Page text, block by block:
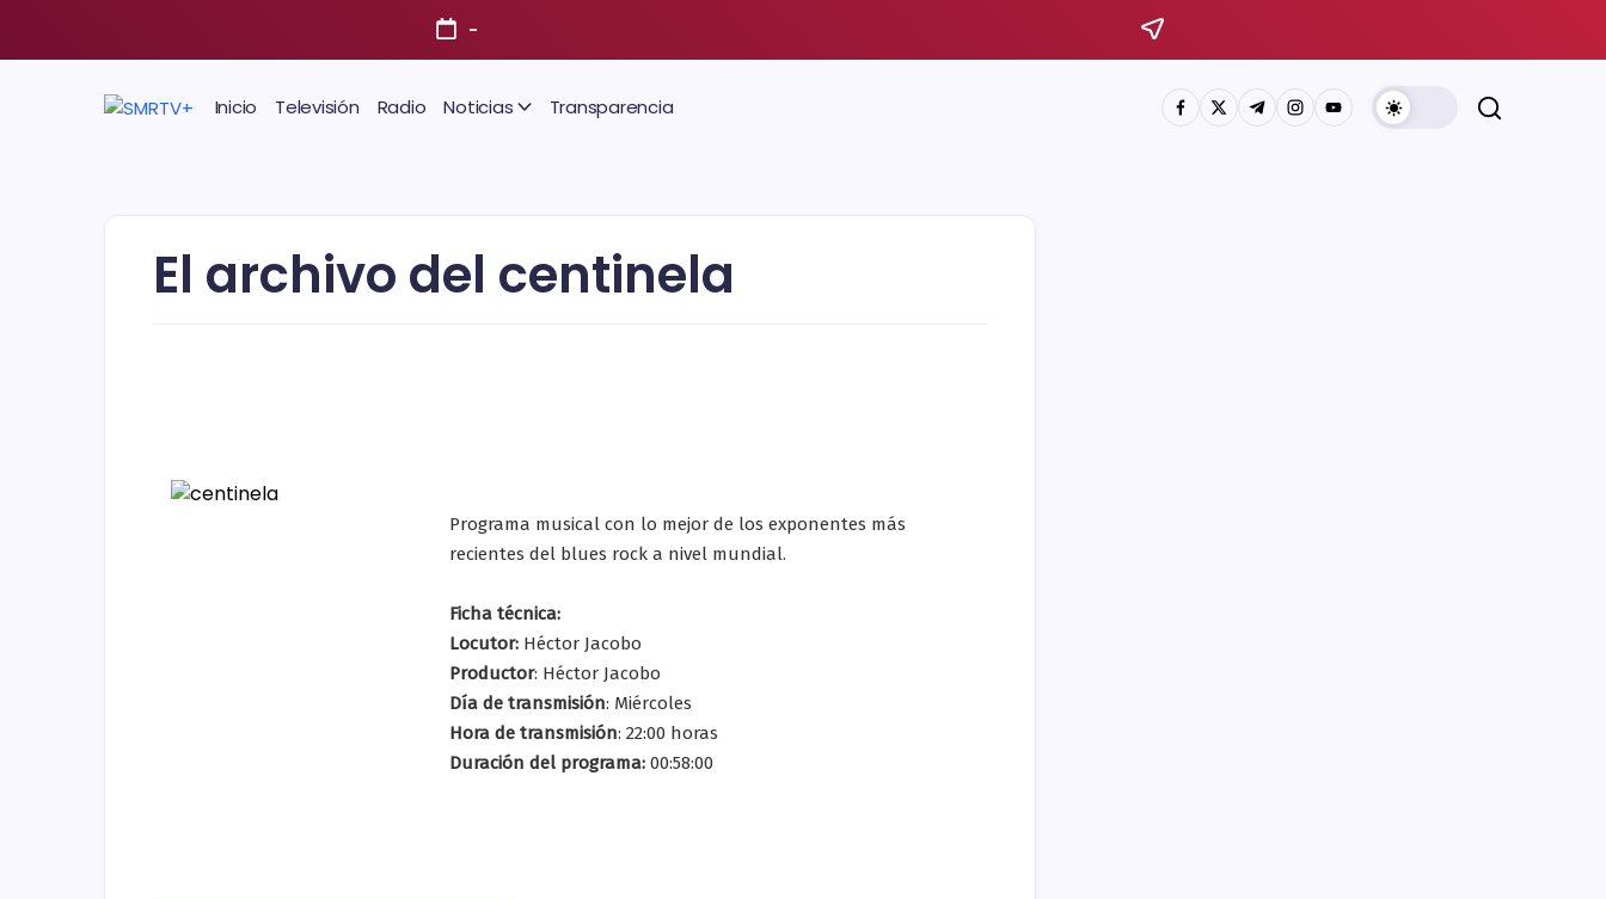
-
Inicio Televisión Radio Noticias Transparencia
El archivo del centinela
Programa musical con lo mejor de los exponentes más
recientes del blues rock a nivel mundial.
Ficha técnica:
Locutor: Héctor Jacobo
Productor: Héctor Jacobo
Día de transmisión: Miércoles
Hora de transmisión: 22:00 horas
Duración del programa: 00:58:00